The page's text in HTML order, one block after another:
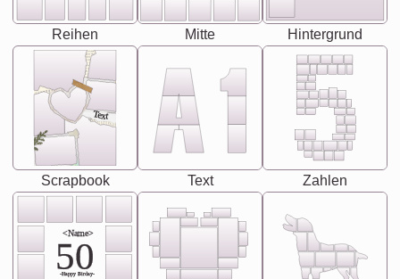
Reihen Mitte Hintergrund
Text
Scrapbook Text Zahlen
<Name>
50
-Happy Birday-